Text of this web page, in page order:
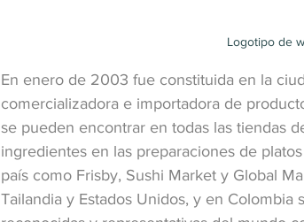
Logotipo de
En enero de 2003 fue constituida en la
comercializadora e importadora de
se pueden encontrar en todas las tiendas
ingredientes en las preparaciones de
país como Frisby, Sushi Market y Global
Tailandia y Estados Unidos, y en Colombia